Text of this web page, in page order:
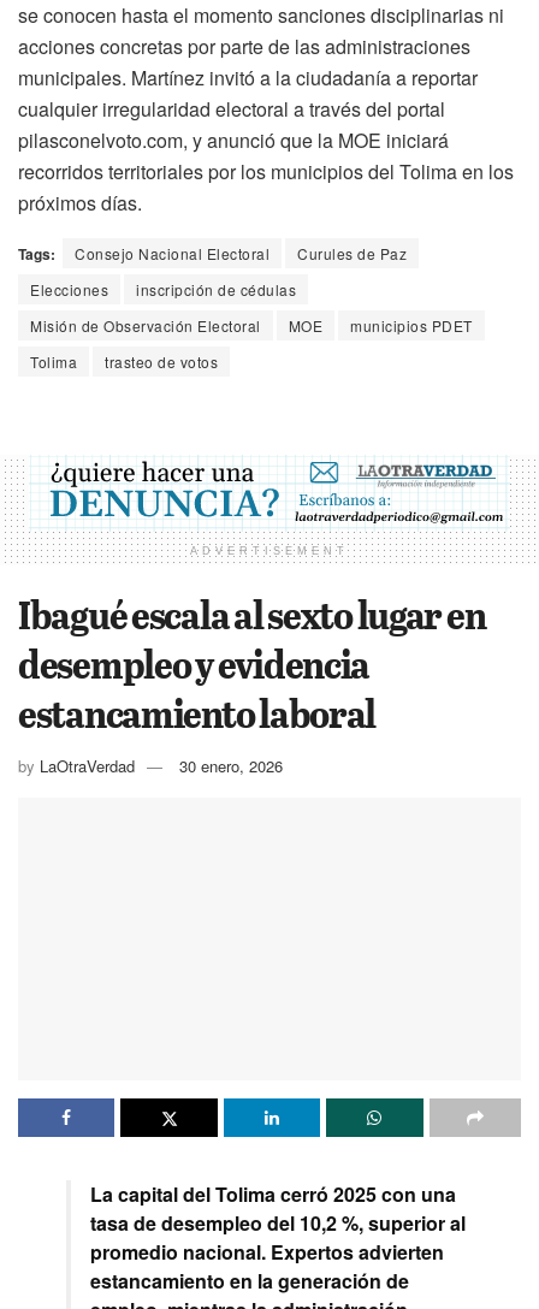
se conocen hasta el momento sanciones disciplinarias ni
acciones concretas por parte de las administraciones
municipales. Martínez invitó a la ciudadanía a reportar
cualquier irregularidad electoral a través del portal
pilasconelvoto.com, y anunció que la MOE iniciará
recorridos territoriales por los municipios del Tolima en los
próximos días.
Tags: Consejo Nacional Electoral
Curules de Paz
Elecciones
inscripción de cédulas
Misión de Observación Electoral
MOE
municipios PDET
Tolima
trasteo de votos
ADVERTISEMENT
Ibagué escala al sexto lugar en
desempleo y evidencia
estancamiento laboral
by LaOtraVerdad 30 enero, 2026
La capital del Tolima cerró 2025 con una
tasa de desempleo del 10,2 %, superior al
promedio nacional. Expertos advierten
estancamiento en la generación de